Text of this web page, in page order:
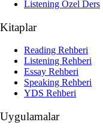
Listening Özel Ders
Kitaplar
Reading Rehberi
Listening Rehberi
Essay Rehberi
Speaking Rehberi
YDS Rehberi
Uygulamalar